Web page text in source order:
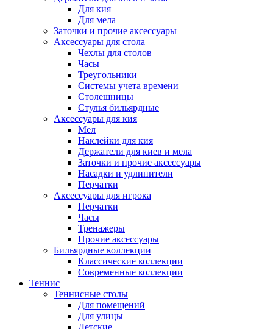
Для кия
Для мела
Заточки и прочие аксессуары
Аксессуары для стола
Чехлы для столов
Часы
Треугольники
Системы учета времени
Столешницы
Стулья бильярдные
Аксессуары для кия
Мел
Наклейки для кия
Держатели для киев и мела
Заточки и прочие аксессуары
Насадки и удлинители
Перчатки
Аксессуары для игрока
Перчатки
Часы
Тренажеры
Прочие аксессуары
Бильярдные коллекции
Классические коллекции
Современные коллекции
Теннис
Теннисные столы
Для помещений
Для улицы